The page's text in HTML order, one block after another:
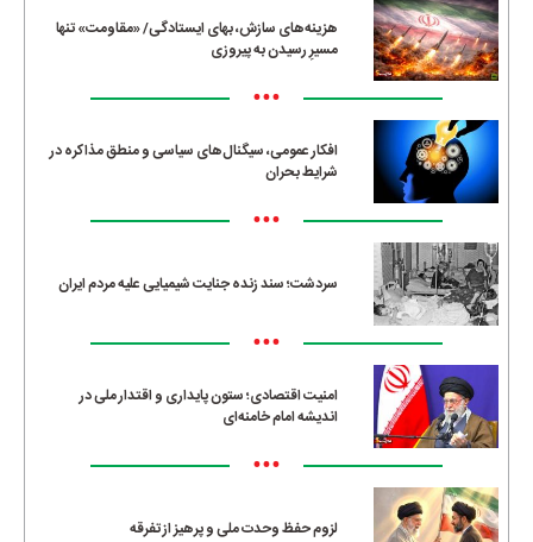
هزینه‌های سازش، بهای ایستادگی/ «مقاومت» تنها
مسیرِ رسیدن به پیروزی
•••
افکار عمومی، سیگنال‌های سیاسی و منطق مذاکره در
شرایط بحران
•••
سردشت؛ سند زنده جنایت شیمیایی علیه مردم ایران
•••
امنیت اقتصادی؛ ستون پایداری و اقتدار ملی در
اندیشه امام خامنه‌ای
•••
لزوم حفظ وحدت ملی و پرهیز از تفرقه